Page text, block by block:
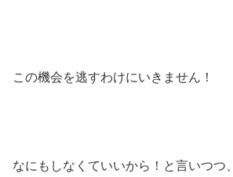
この機会を逃すわけにいきません！
なにもしなくていいから！と言いつつ、